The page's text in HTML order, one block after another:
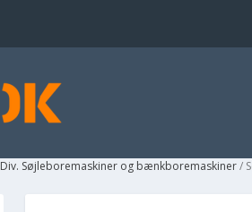
Div. Søjleboremaskiner og bænkboremaskiner/